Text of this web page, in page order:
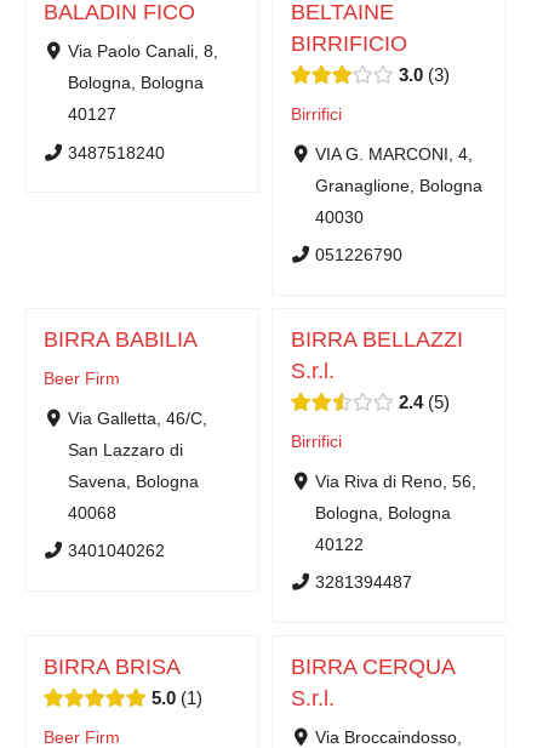
BALADIN FICO
Via Paolo Canali, 8,
Bologna, Bologna
40127
3487518240
BELTAINE
BIRRIFICIO
3.0 3
Birrifici
VIA G. MARCONI, 4,
Granaglione, Bologna
40030
051226790
BIRRA BABILIA
Beer Firm
Via Galletta, 46/C,
San Lazzaro di
Savena, Bologna
40068
3401040262
BIRRA BELLAZZI
S.r.l.
2.4 5
Birrifici
Via Riva di Reno, 56,
Bologna, Bologna
40122
3281394487
BIRRA BRISA
5.0 1
Beer Firm
BIRRA CERQUA
S.r.l.
Via Broccaindosso,